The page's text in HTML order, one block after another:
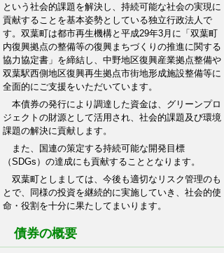
という社会的課題を解決し、持続可能な社会の実現に
貢献することを基本姿勢としている独立行政法人で
す。双葉町は都市再生機構と平成29年3月に「双葉町
内復興拠点の整備等の復興まちづくりの推進に関する
協力協定書」を締結し、中野地区復興産業拠点整備や
双葉駅西側地区復興再生拠点市街地形成施設整備等に
全面的にご支援をいただいています。
本債券の発行により調達した資金は、グリーンプロ
ジェクトの財源として活用され、社会的課題及び環境
課題の解決に貢献します。
また、国連の策定する持続可能な開発目標
（SDGs）の達成にも貢献することとなります。
双葉町としましては、今後も適切なリスク管理のも
とで、同様の投資を継続的に実施していき、社会的使
命・役割を十分に果たしてまいります。
債券の概要